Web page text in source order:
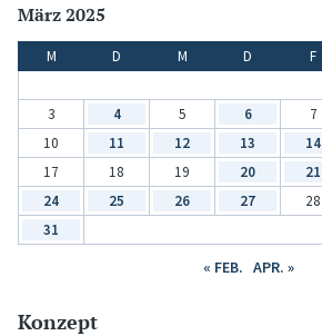
März 2025
M D M D F
3
4 5 6 7
10
11 12 13 14
17
18 19 20 21
24
25 26 27 28
31
« FEB. APR. »
Konzept